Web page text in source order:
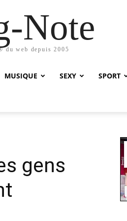
Note
du web depuis 2005
MUSIQUE SEXY SPORT
gens